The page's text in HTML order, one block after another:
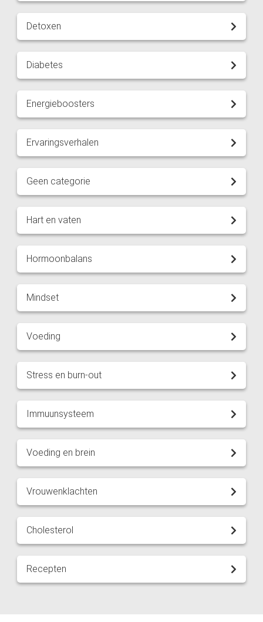
Detoxen
Diabetes
Energieboosters
Ervaringsverhalen
Geen categorie
Hart en vaten
Hormoonbalans
Mindset
Voeding
Stress en burn-out
Immuunsysteem
Voeding en brein
Vrouwenklachten
Cholesterol
Recepten